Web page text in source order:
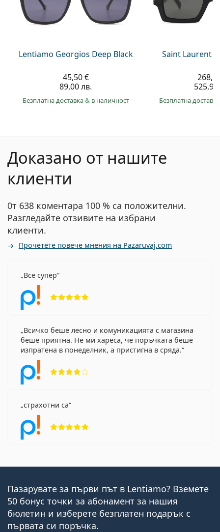
Lentiamo Georgios Deep Black
45,50 €
89,00 лв.
Безплатна доставка& в наличност
Saint Laurent
Безплатна
Доказано от нашите
клиенти
0т 638 коментара 100 % са положителни.
Разгледайте отзивите на избрани
клиенти.
Прочетете повече мнения на Pazaruvaj.com
Все супер
Всичко беше лесно и комуникацията с магазина
беше приятна. Не ми хареса, че поръчката беше
изпратена в понеделник, а пристигна в сряда.
страхотни са
Пазарувате за първи път в Lentiamo? Вземете
50 бонус точки за абонамент за нашия
бюлетин и изберете безплатен подарък с
първата си поръчка.